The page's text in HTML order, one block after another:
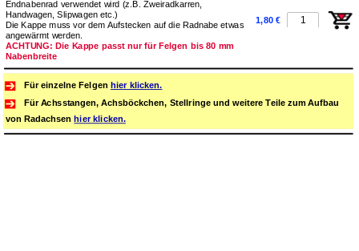
Endnabenrad verwendet wird (z.B. Zweiradkarren,
Handwagen, Slipwagen etc.)
Die Kappe muss vor dem Aufstecken auf die Radnabe etwas
angewärmt werden.
ACHTUNG: Die Kappe passt nur für Felgen bis 80 mm
Nabenbreite
1,80 €
Für einzelne Felgen hier klicken.
Für Achsstangen, Achsböckchen, Stellringe und weitere Teile zum Aufbau
von Radachsen hier klicken.